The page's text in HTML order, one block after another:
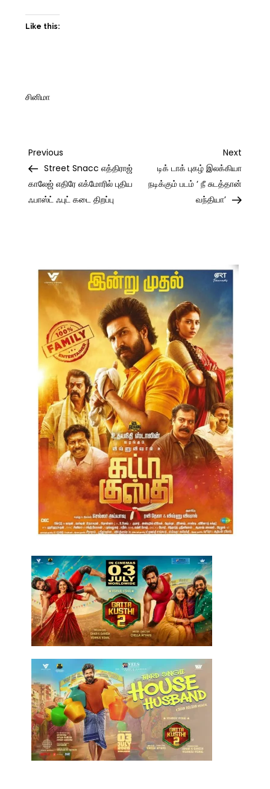
Like this:
சினிமா
Post
navigation
Previous
Post
Previous
Street Snacc எத்திராஜ்
காலேஜ் எதிரே எக்மோரில் புதிய
ஃபாஸ்ட் ஃபுட் கடை திறப்பு
Next
Post
Next
டிக் டாக் புகழ் இலக்கியா
நடிக்கும் படம் ‘ நீ சுடத்தான்
வந்தியா’